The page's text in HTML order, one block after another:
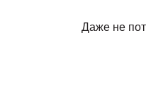
Даже не